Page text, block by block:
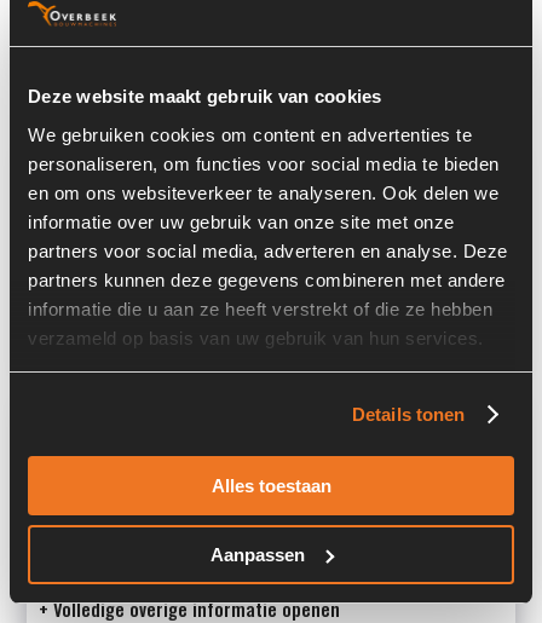
Deze website maakt gebruik van cookies
We gebruiken cookies om content en advertenties te
personaliseren, om functies voor social media te bieden
en om ons websiteverkeer te analyseren. Ook delen we
informatie over uw gebruik van onze site met onze
partners voor social media, adverteren en analyse. Deze
partners kunnen deze gegevens combineren met andere
informatie die u aan ze heeft verstrekt of die ze hebben
verzameld op basis van uw gebruik van hun services.
Details tonen
Alles toestaan
Aanpassen
Onderdeel nummer:
Informatie
Locatie:
Past op de volgende machines:
Ahlmann AZ 14
Land:
Nederland
Type 1: 4108528A/5784010
Type 2: 4108528A / 5784010
+ Volledige overige informatie openen